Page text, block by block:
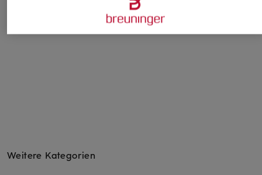
CHF 149
Weitere Kategorien